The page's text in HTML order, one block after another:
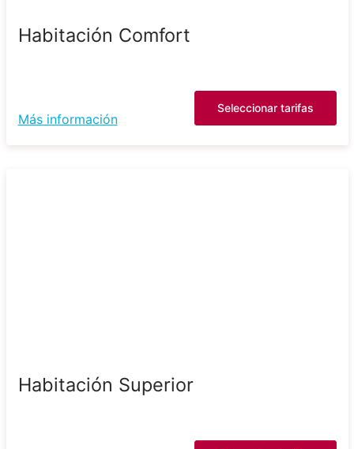
Habitación Comfort
Más información
Seleccionar tarifas
Habitación Superior